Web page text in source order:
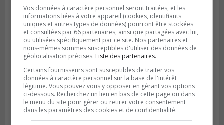
BOUCHERVILLE
Publié le 31 juillet 2026 à 06h57
Boucherville veut de la sécurité
ferroviaire sur son territoire
Vos données à caractère personnel seront traitées, et les
informations liées à votre appareil (cookies, identifiants
uniques et autres types de données) pourront être stockées
et consultées par 66 partenaires, ainsi que partagées avec lui,
ou utilisées spécifiquement par ce site. Nos partenaires et
nous-mêmes sommes susceptibles d'utiliser des données de
géolocalisation précises. Liste des partenaires.
Certains fournisseurs sont susceptibles de traiter vos
données à caractère personnel sur la base de l'intérêt
légitime. Vous pouvez vous y opposer en gérant vos options
ci-dessous. Recherchez un lien en bas de cette page ou dans
le menu du site pour gérer ou retirer votre consentement
dans les paramètres des cookies et de confidentialité.